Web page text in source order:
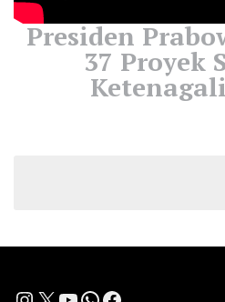
Presiden
37 Proyek